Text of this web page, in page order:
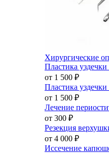
Хирургические
Пластика
от 1 500 ₽
Пластика уздечки
от 1 500 ₽
Лечение
от 300 ₽
Резекция
от 4 000 ₽
Иссечение